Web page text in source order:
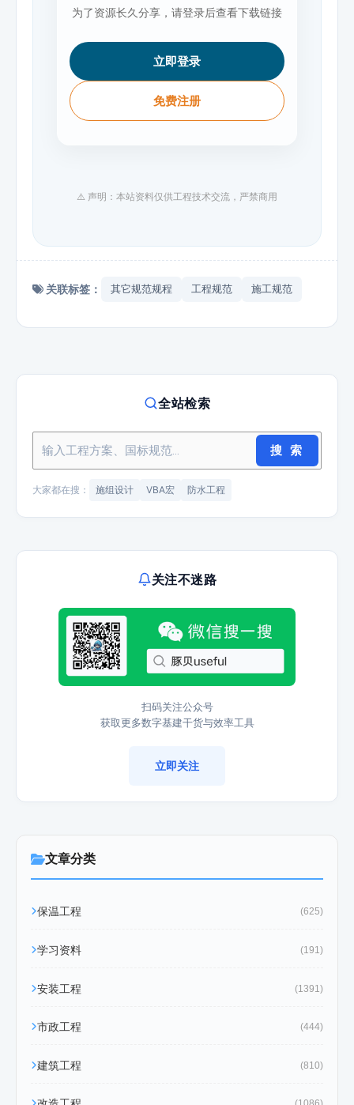
为了资源长久分享，请登录后查看下载链接
立即登录
免费注册
⚠️ 声明：本站资料仅供工程技术交流，严禁商用
关联标签： 其它规范规程 工程规范 施工规范
全站检索
搜 索
大家都在搜： 施组设计 VBA宏 防水工程
关注不迷路
扫码关注公众号
获取更多数字基建干货与效率工具
立即关注
文章分类
保温工程 (625)
学习资料 (191)
安装工程 (1391)
市政工程 (444)
建筑工程 (810)